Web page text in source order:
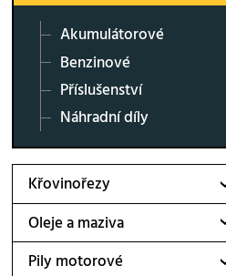
Akumulátorové
Benzinové
Příslušenství
Náhradní díly
Křovinořezy
Oleje a maziva
Pily motorové